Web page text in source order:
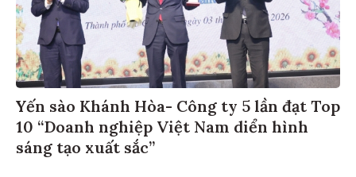
Yến sào Khánh Hòa- Công ty 5 lần đạt Top
10 “Doanh nghiệp Việt Nam diển hình
sáng tạo xuất sắc”